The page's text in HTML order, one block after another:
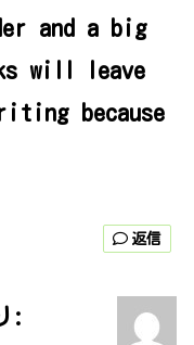
and a big
will leave
because
返信
: